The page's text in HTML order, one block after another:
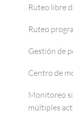
Ruteo libre
Ruteo
Gestión de
Centro de
Monitoreo
múltiples